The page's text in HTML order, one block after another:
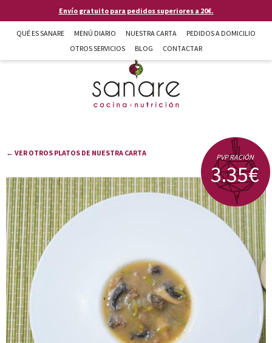
Pasar al contenido principalEnvío gratuito para pedidos superiores a 20€.
QUÉ ES SANARE MENÚ DIARIO NUESTRA CARTA
PEDIDOS A DOMICILIO
OTROS SERVICIOS
BLOG CONTACTAR
Sanare cocina + nutrición en Almería
← VER OTROS PLATOS DE NUESTRA CARTA PVP RACIÓN
3.35€